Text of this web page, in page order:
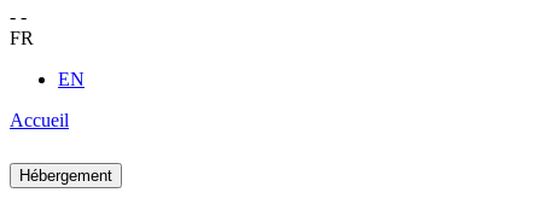
- -
FR
EN
Accueil
Hébergement